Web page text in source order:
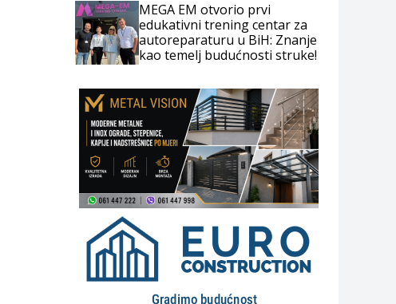
MEGA EM otvorio prvi
edukativni trening centar za
autoreparaturu u BiH: Znanje
kao temelj budućnosti struke!